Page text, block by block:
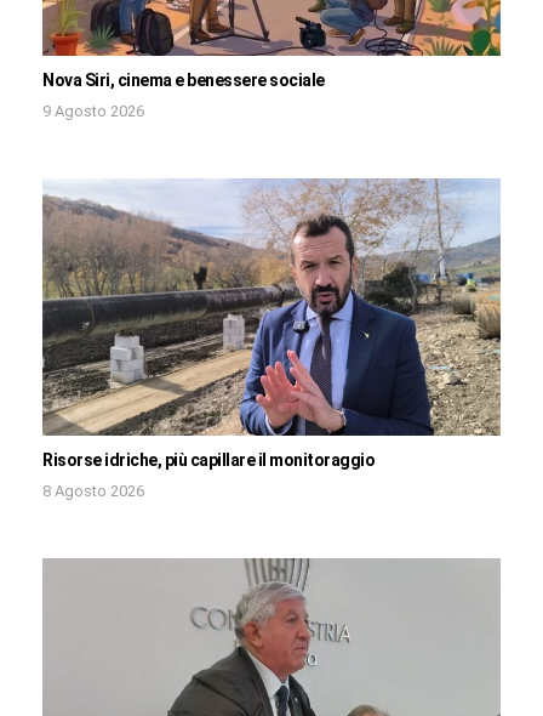
Nova Siri, cinema e benessere sociale
9 Agosto 2026
Risorse idriche, più capillare il monitoraggio
8 Agosto 2026